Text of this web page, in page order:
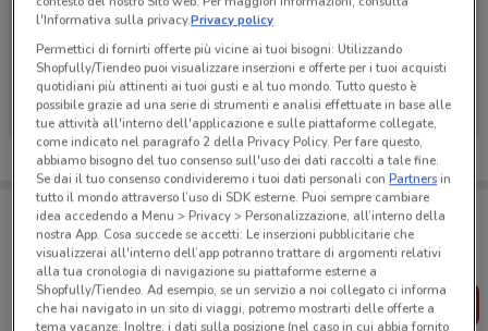
Ci dispiace, al momento non abbiamo pubblicato
volantini nella tua zona. Riprova più tardi.
Porta DoveConviene sempre con te!
Puoi trovare le migliori offerte dei negozi vicino a te,
salvarle e creare la tua lista del risparmio, comodamente
dal tuo cellulare.
SCARICA L’APP
l'Informativa sulla privacy.Privacy policy
Permettici di fornirti offerte più vicine ai tuoi bisogni: Utilizzando
Shopfully/Tiendeo puoi visualizzare inserzioni e offerte per i tuoi acquisti
quotidiani più attinenti ai tuoi gusti e al tuo mondo. Tutto questo è
possibile grazie ad una serie di strumenti e analisi effettuate in base alle
tue attività all'interno dell'applicazione e sulle piattaforme collegate,
come indicato nel paragrafo 2 della Privacy Policy. Per fare questo,
abbiamo bisogno del tuo consenso sull'uso dei dati raccolti a tale fine.
Se dai il tuo consenso condivideremo i tuoi dati personali conPartnersin
tutto il mondo attraverso l’uso di SDK esterne. Puoi sempre cambiare
idea accedendo a Menu > Privacy > Personalizzazione, all’interno della
nostra App. Cosa succede se accetti: Le inserzioni pubblicitarie che
visualizzerai all'interno dell’app potranno trattare di argomenti relativi
alla tua cronologia di navigazione su piattaforme esterne a
Shopfully/Tiendeo. Ad esempio, se un servizio a noi collegato ci informa
che hai navigato in un sito di viaggi, potremo mostrarti delle offerte a
tema vacanze. Inoltre, i dati sulla posizione (nel caso in cui abbia fornito